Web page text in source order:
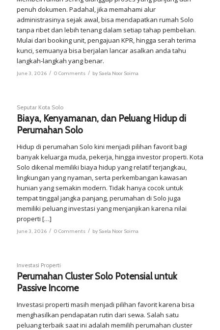
penuh dokumen. Padahal, jika memahami alur
administrasinya sejak awal, bisa mendapatkan rumah Solo
tanpa ribet dan lebih tenang dalam setiap tahap pembelian.
Mulai dari booking unit, pengajuan KPR, hingga serah terima
kunci, semuanya bisa berjalan lancar asalkan anda tahu
langkah-langkah yang benar.
June 3, 2026 / 0 Comments / by Saela Noor Soima
Seputar Kota Solo
Biaya, Kenyamanan, dan Peluang Hidup di
Perumahan Solo
Hidup di perumahan Solo kini menjadi pilihan favorit bagi
banyak keluarga muda, pekerja, hingga investor properti. Kota
Solo dikenal memiliki biaya hidup yang relatif terjangkau,
lingkungan yang nyaman, serta perkembangan kawasan
hunian yang semakin modern. Tidak hanya cocok untuk
tempat tinggal jangka panjang, perumahan di Solo juga
memiliki peluang investasi yang menjanjikan karena nilai
properti […]
June 3, 2026 / 0 Comments / by Saela Noor Soima
Investasi Properti
Perumahan Cluster Solo Potensial untuk
Passive Income
Investasi properti masih menjadi pilihan favorit karena bisa
menghasilkan pendapatan rutin dari sewa. Salah satu
peluang terbaik saat ini adalah memilih perumahan cluster